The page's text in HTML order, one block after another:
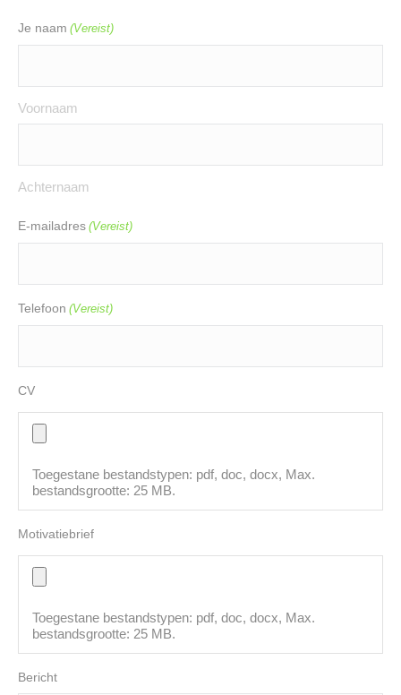
Je naam (Vereist)
Voornaam
Achternaam
E-mailadres (Vereist)
Telefoon (Vereist)
CV
Toegestane bestandstypen: pdf, doc, docx, Max.
bestandsgrootte: 25 MB.
Motivatiebrief
Toegestane bestandstypen: pdf, doc, docx, Max.
bestandsgrootte: 25 MB.
Bericht